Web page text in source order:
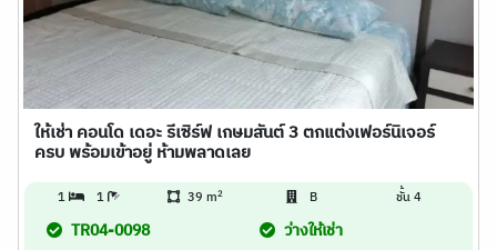
ให้เช่า คอนโด เดอะ รีเซิร์ฟ เกษมสันต์ 3 ตกแต่งเฟอร์นิเจอร์
ครบ พร้อมเข้าอยู่ ห้ามพลาดเลย
1 1 39 m2 B ชั้น 4
TR04-0098 ว่างให้เช่า